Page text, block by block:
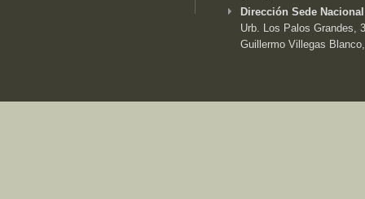
Dirección Sede
Urb. Los Palos Grandes,
Guillermo Villegas